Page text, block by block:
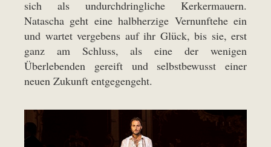
sich als undurchdringliche Kerkermauern.
Natascha geht eine halbherzige Vernunftehe ein
und wartet vergebens auf ihr Glück, bis sie, erst
ganz am Schluss, als eine der wenigen
Überlebenden gereift und selbstbewusst einer
neuen Zukunft entgegengeht.